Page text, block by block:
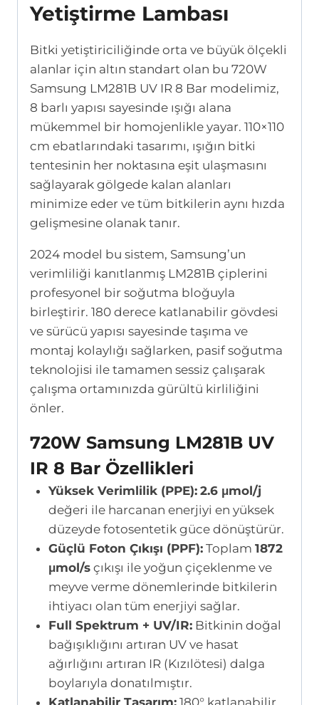
Yetiştirme Lambası
Bitki yetiştiriciliğinde orta ve büyük ölçekli
alanlar için altın standart olan bu 720W
Samsung LM281B UV IR 8 Bar modelimiz,
8 barlı yapısı sayesinde ışığı alana
mükemmel bir homojenlikle yayar. 110×110
cm ebatlarındaki tasarımı, ışığın bitki
tentesinin her noktasına eşit ulaşmasını
sağlayarak gölgede kalan alanları
minimize eder ve tüm bitkilerin aynı hızda
gelişmesine olanak tanır.
2024 model bu sistem, Samsung’un
verimliliği kanıtlanmış LM281B çiplerini
profesyonel bir soğutma bloğuyla
birleştirir. 180 derece katlanabilir gövdesi
ve sürücü yapısı sayesinde taşıma ve
montaj kolaylığı sağlarken, pasif soğutma
teknolojisi ile tamamen sessiz çalışarak
çalışma ortamınızda gürültü kirliliğini
önler.
720W Samsung LM281B UV
IR 8 Bar Özellikleri
Yüksek Verimlilik (PPE): 2.6 μmol/j
değeri ile harcanan enerjiyi en yüksek
düzeyde fotosentetik güce dönüştürür.
Güçlü Foton Çıkışı (PPF):Toplam 1872
μmol/sçıkışı ile yoğun çiçeklenme ve
meyve verme dönemlerinde bitkilerin
ihtiyacı olan tüm enerjiyi sağlar.
Full Spektrum + UV/IR:Bitkinin doğal
bağışıklığını artıran UV ve hasat
ağırlığını artıran IR (Kızılötesi) dalga
boylarıyla donatılmıştır.
Katlanabilir Tasarım:180° katlanabilir